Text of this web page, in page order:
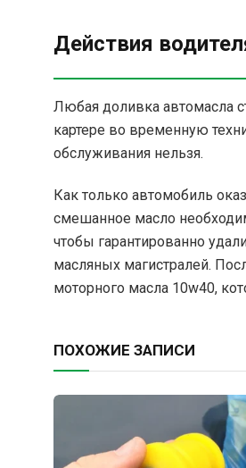
Действия
Любая доливка автомасла
картере во временную
обслуживания нельзя.
Как только автомобиль
смешанное масло
чтобы гарантированно
масляных магистралей.
моторного масла 10w40,
ПОХОЖИЕ ЗАПИСИ